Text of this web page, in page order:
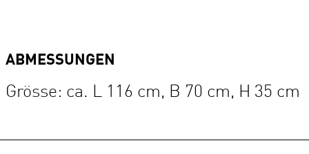
ABMESSUNGEN
Grösse: ca. L 116 cm, B 70 cm, H 35 cm